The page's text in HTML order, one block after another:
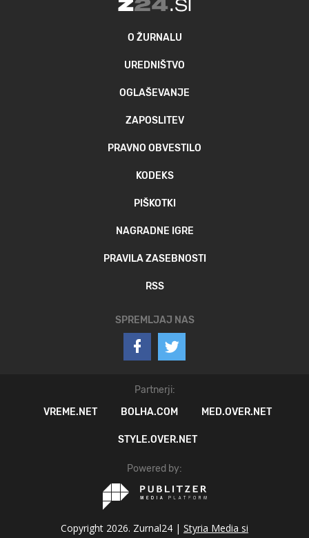
O ŽURNALU
UREDNIŠTVO
OGLAŠEVANJE
ZAPOSLITEV
PRAVNO OBVESTILO
KODEKS
PIŠKOTKI
NAGRADNE IGRE
PRAVILA ZASEBNOSTI
RSS
SPREMLJAJ NAS
Partnerji:
VREME.NET
BOLHA.COM MED.OVER.NET
STYLE.OVER.NET
Powered by:
Copyright 2026. Zurnal24 | Styria Media si